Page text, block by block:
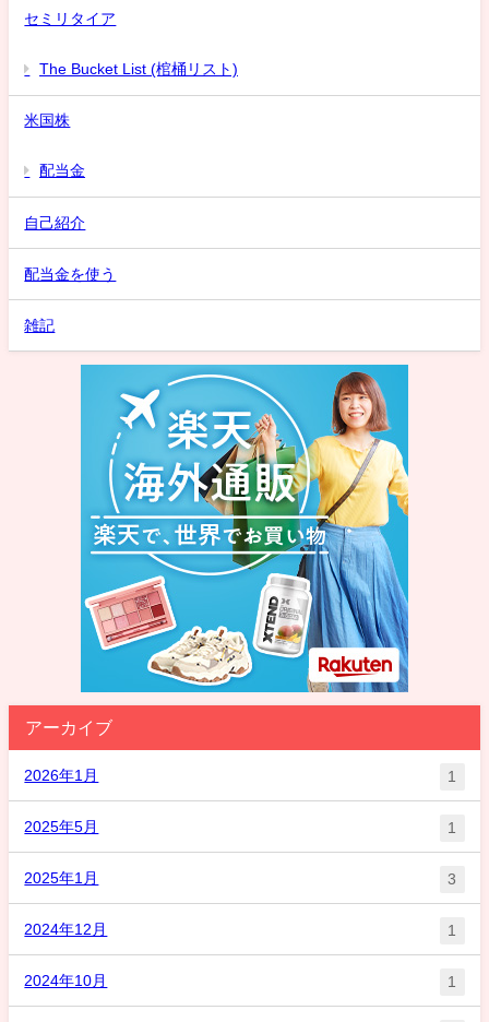
セミリタイア
The Bucket List (棺桶リスト)
米国株
配当金
自己紹介
配当金を使う
雑記
アーカイブ
2026年1月 1
2025年5月 1
2025年1月 3
2024年12月 1
2024年10月 1